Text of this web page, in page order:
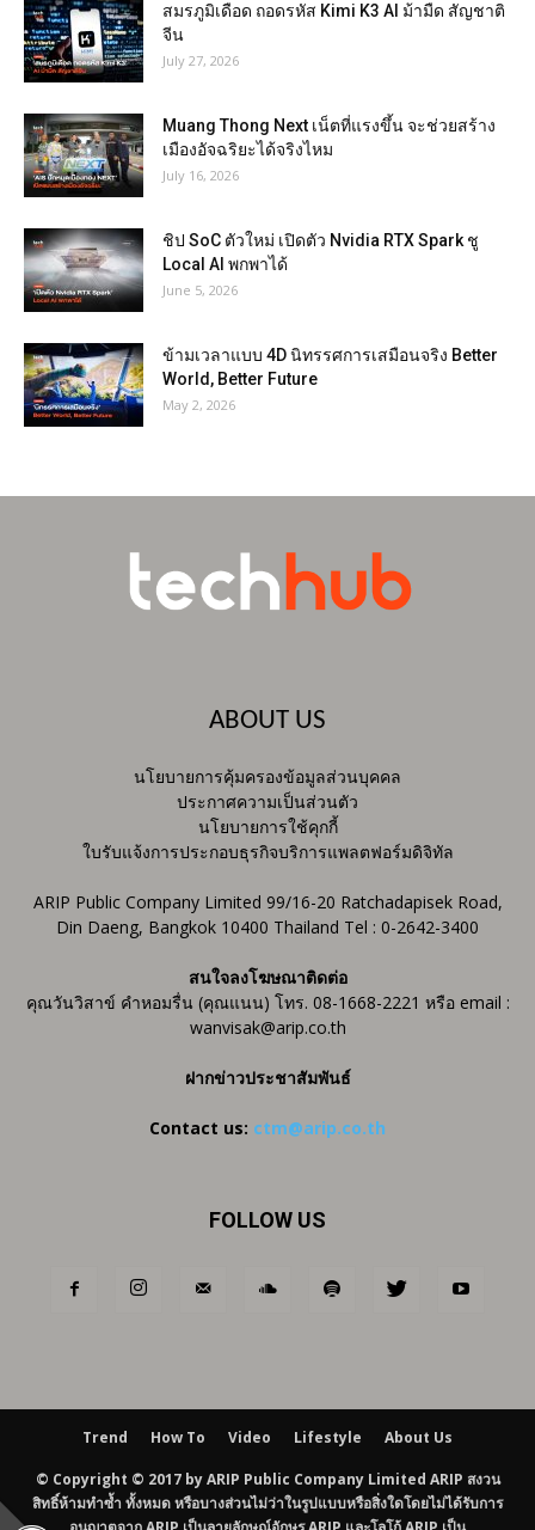
สมรภูมิเดือด ถอดรหัส Kimi K3 AI ม้ามืด สัญชาติ
จีน
July 27, 2026
Muang Thong Next เน็ตที่แรงขึ้น จะช่วยสร้าง
เมืองอัจฉริยะได้จริงไหม
July 16, 2026
ชิป SoC ตัวใหม่ เปิดตัว Nvidia RTX Spark ชู
Local AI พกพาได้
June 5, 2026
ข้ามเวลาแบบ 4D นิทรรศการเสมือนจริง Better
World, Better Future
May 2, 2026
ABOUT US
นโยบายการคุ้มครองข้อมูลส่วนบุคคล
ประกาศความเป็นส่วนตัว
นโยบายการใช้คุกกี้
ใบรับแจ้งการประกอบธุรกิจบริการแพลตฟอร์มดิจิทัล
ARIP Public Company Limited 99/16-20 Ratchadapisek Road,
Din Daeng, Bangkok 10400 Thailand Tel : 0-2642-3400
สนใจลงโฆษณาติดต่อ
คุณวันวิสาข์ คำหอมรื่น (คุณแนน) โทร. 08-1668-2221 หรือ email :
wanvisak@arip.co.th
ฝากข่าวประชาสัมพันธ์
Contact us: ctm@arip.co.th
FOLLOW US
Trend How To Video Lifestyle About Us
© Copyright © 2017 by ARIP Public Company Limited ARIP สงวน
สิทธิ์ห้ามทำซ้ำ ทั้งหมด หรือบางส่วนไม่ว่าในรูปแบบหรือสิ่งใดโดยไม่ได้รับการ